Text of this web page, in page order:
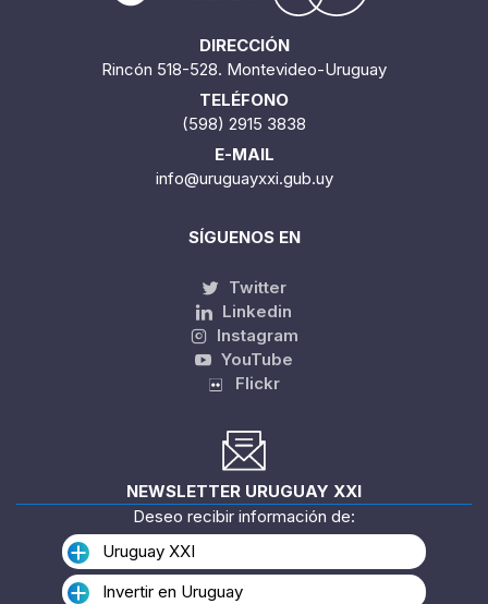
DIRECCIÓN
Rincón 518-528. Montevideo-Uruguay
TELÉFONO
(598) 2915 3838
E-MAIL
info@uruguayxxi.gub.uy
SÍGUENOS EN
Twitter
Linkedin
Instagram
YouTube
Flickr
NEWSLETTER URUGUAY XXI
Deseo recibir información de:
Uruguay XXI
Invertir en Uruguay